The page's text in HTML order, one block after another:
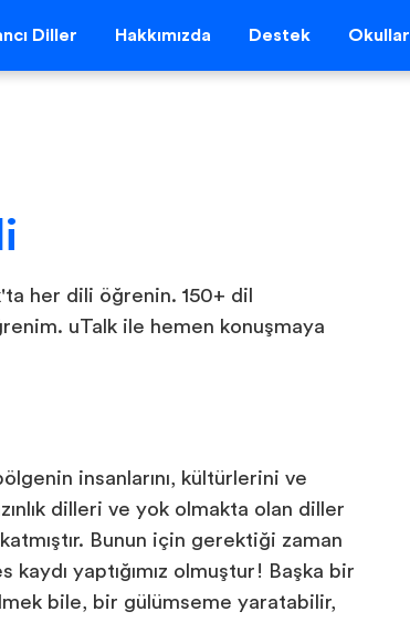
Diller Hakkımızda Destek Okullar
her dili öğrenin. 150+ dil
uTalk ile hemen konuşmaya
insanlarını, kültürlerini ve
dilleri ve yok olmakta olan diller
Bunun için gerektiği zaman
kaydı yaptığımız olmuştur! Başka bir
bile, bir gülümseme yaratabilir,